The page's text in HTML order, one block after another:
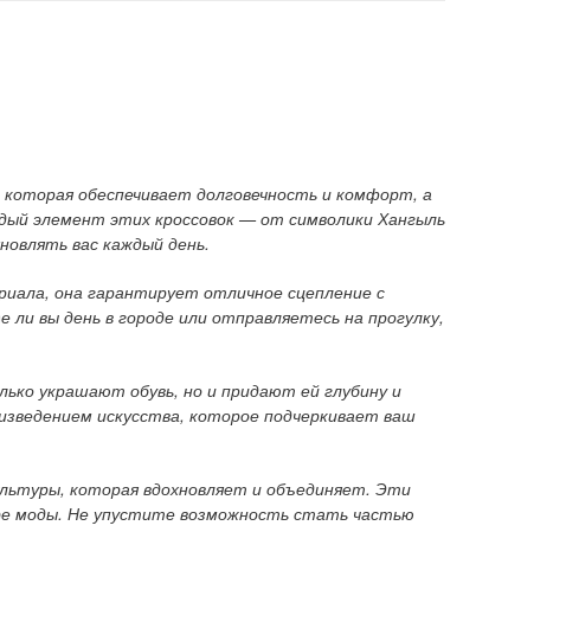
обеспечивает долговечность и комфорт, а
элемент этих кроссовок — от символики Хангыль
вас каждый день.
она гарантирует отличное сцепление с
вы день в городе или отправляетесь на прогулку,
украшают обувь, но и придают ей глубину и
искусства, которое подчеркивает ваш
которая вдохновляет и объединяет. Эти
моды. Не упустите возможность стать частью